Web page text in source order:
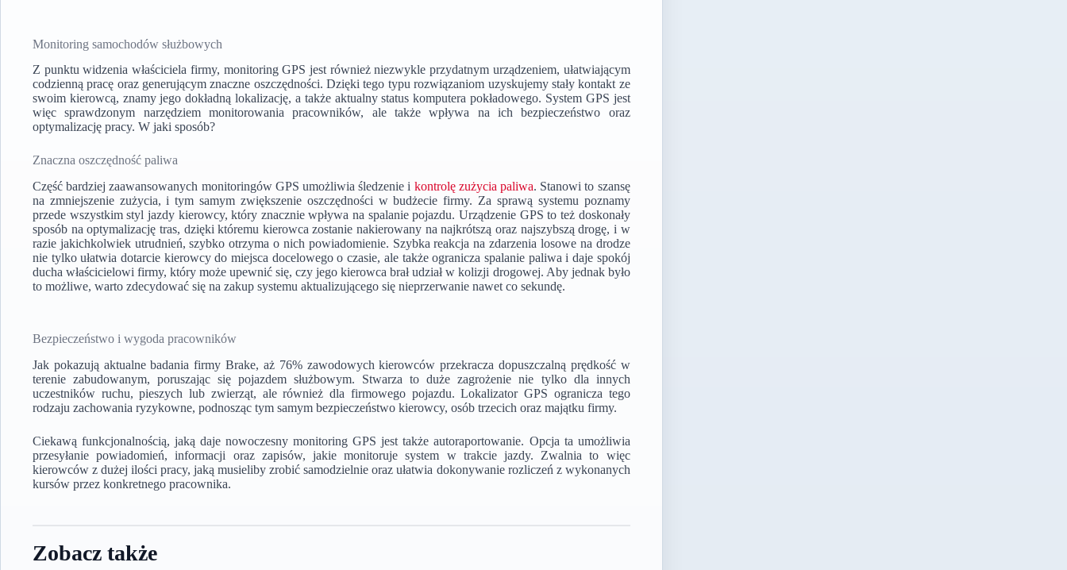
Monitoring samochodów służbowych
Z punktu widzenia właściciela firmy, monitoring GPS jest również niezwykle przydatnym urządzeniem, ułatwiającym
codzienną pracę oraz generującym znaczne oszczędności. Dzięki tego typu rozwiązaniom uzyskujemy stały kontakt ze
swoim kierowcą, znamy jego dokładną lokalizację, a także aktualny status komputera pokładowego. System GPS jest
więc sprawdzonym narzędziem monitorowania pracowników, ale także wpływa na ich bezpieczeństwo oraz
optymalizację pracy. W jaki sposób?
Znaczna oszczędność paliwa
Część bardziej zaawansowanych monitoringów GPS umożliwia śledzenie i kontrolę zużycia paliwa. Stanowi to szansę
na zmniejszenie zużycia, i tym samym zwiększenie oszczędności w budżecie firmy. Za sprawą systemu poznamy
przede wszystkim styl jazdy kierowcy, który znacznie wpływa na spalanie pojazdu. Urządzenie GPS to też doskonały
sposób na optymalizację tras, dzięki któremu kierowca zostanie nakierowany na najkrótszą oraz najszybszą drogę, i w
razie jakichkolwiek utrudnień, szybko otrzyma o nich powiadomienie. Szybka reakcja na zdarzenia losowe na drodze
nie tylko ułatwia dotarcie kierowcy do miejsca docelowego o czasie, ale także ogranicza spalanie paliwa i daje spokój
ducha właścicielowi firmy, który może upewnić się, czy jego kierowca brał udział w kolizji drogowej. Aby jednak było
to możliwe, warto zdecydować się na zakup systemu aktualizującego się nieprzerwanie nawet co sekundę.
Bezpieczeństwo i wygoda pracowników
Jak pokazują aktualne badania firmy Brake, aż 76% zawodowych kierowców przekracza dopuszczalną prędkość w
terenie zabudowanym, poruszając się pojazdem służbowym. Stwarza to duże zagrożenie nie tylko dla innych
uczestników ruchu, pieszych lub zwierząt, ale również dla firmowego pojazdu. Lokalizator GPS ogranicza tego
rodzaju zachowania ryzykowne, podnosząc tym samym bezpieczeństwo kierowcy, osób trzecich oraz majątku firmy.
Ciekawą funkcjonalnością, jaką daje nowoczesny monitoring GPS jest także autoraportowanie. Opcja ta umożliwia
przesyłanie powiadomień, informacji oraz zapisów, jakie monitoruje system w trakcie jazdy. Zwalnia to więc
kierowców z dużej ilości pracy, jaką musieliby zrobić samodzielnie oraz ułatwia dokonywanie rozliczeń z wykonanych
kursów przez konkretnego pracownika.
Zobacz także